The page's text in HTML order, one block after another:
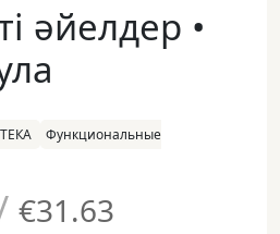
әйелдер •
Функциональные
€31.63